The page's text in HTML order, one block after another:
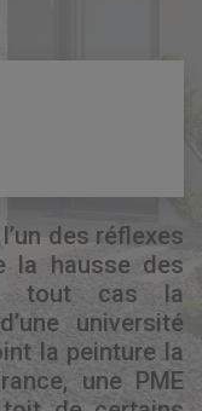
des réflexes
la hausse des
tout cas la
université
la peinture la
une PME